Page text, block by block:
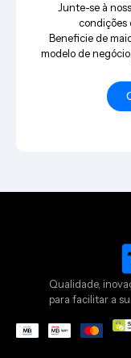
Junte-se à
condições
Beneficie de
modelo de
Qualidade,
para facilitar a